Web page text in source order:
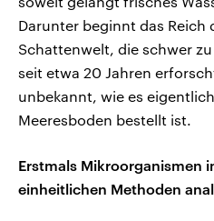
Darunter beginnt das Reich
Schattenwelt, die schwer
seit etwa 20 Jahren
unbekannt, wie es
Meeresboden bestellt ist.
Erstmals Mikroorganismen
einheitlichen Methoden